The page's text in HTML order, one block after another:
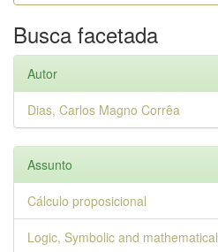
Busca facetada
Autor
Dias, Carlos Magno Corrêa
Assunto
Cálculo proposicional
Logic, Symbolic and mathematical